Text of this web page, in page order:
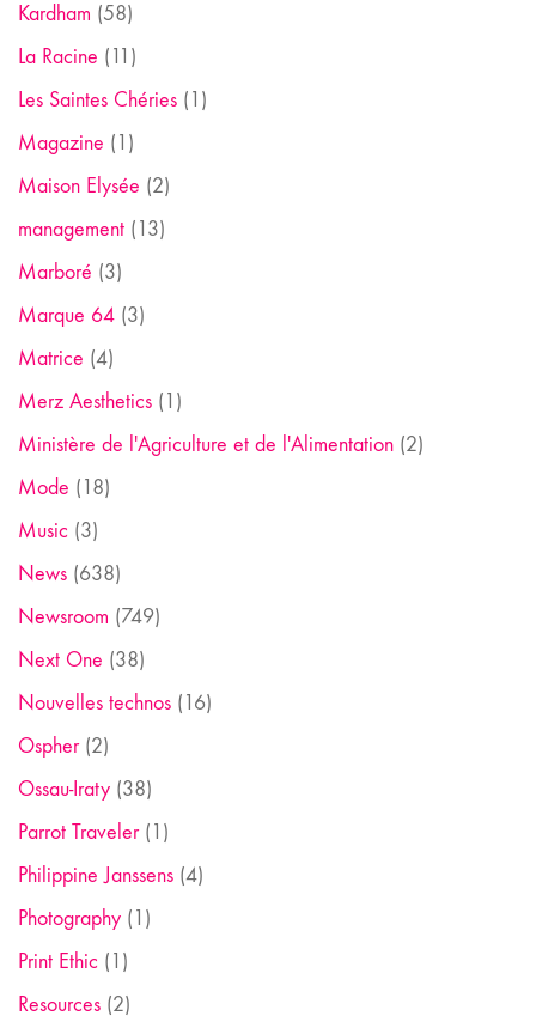
Kardham (58)
La Racine (11)
Les Saintes Chéries (1)
Magazine (1)
Maison Elysée (2)
management (13)
Marboré (3)
Marque 64 (3)
Matrice (4)
Merz Aesthetics (1)
Ministère de l'Agriculture et de l'Alimentation (2)
Mode (18)
Music (3)
News (638)
Newsroom (749)
Next One (38)
Nouvelles technos (16)
Ospher(2)
Ossau-Iraty (38)
Parrot Traveler(1)
Philippine Janssens (4)
Photography (1)
Print Ethic (1)
Resources (2)